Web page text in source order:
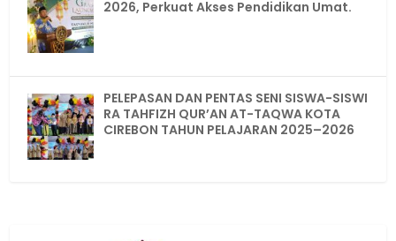
2026, Perkuat Akses Pendidikan Umat.
PELEPASAN DAN PENTAS SENI SISWA-SISWI
RA TAHFIZH QUR’AN AT-TAQWA KOTA
CIREBON TAHUN PELAJARAN 2025–2026